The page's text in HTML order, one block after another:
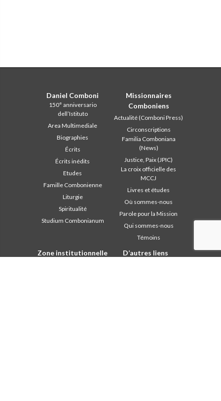
Daniel Comboni
150° anniversario
dell’Istituto
Area Multimediale
Biographies
Écrits
Écrits inédits
Etudes
Famille Combonienne
Liturgie
Spiritualité
Studium Combonianum
Missionnaires
Comboniens
Actualité (Comboni Press)
Circonscriptions
Familia Comboniana
(News)
Justice, Paix (JPIC)
La croix officielle des
MCCJ
Livres et études
Où sommes-nous
Parole pour la Mission
Qui sommes-nous
Témoins
Zone institutionnelle D’autres liens